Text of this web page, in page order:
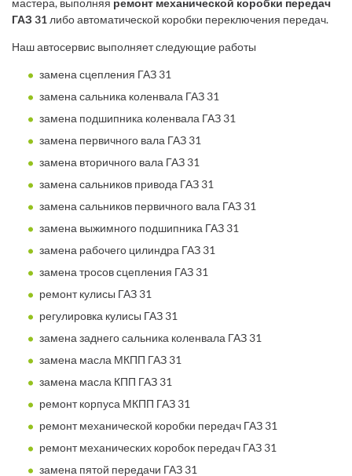
ГАЗ 31 либо автоматической коробки переключения передач.
Наш автосервис выполняет следующие работы
замена сцепления ГАЗ 31
замена сальника коленвала ГАЗ 31
замена подшипника коленвала ГАЗ 31
замена первичного вала ГАЗ 31
замена вторичного вала ГАЗ 31
замена сальников привода ГАЗ 31
замена сальников первичного вала ГАЗ 31
замена выжимного подшипника ГАЗ 31
замена рабочего цилиндра ГАЗ 31
замена тросов сцепления ГАЗ 31
ремонт кулисы ГАЗ 31
регулировка кулисы ГАЗ 31
замена заднего сальника коленвала ГАЗ 31
замена масла МКПП ГАЗ 31
замена масла КПП ГАЗ 31
ремонт корпуса МКПП ГАЗ 31
ремонт механической коробки передач ГАЗ 31
ремонт механических коробок передач ГАЗ 31
замена пятой передачи ГАЗ 31